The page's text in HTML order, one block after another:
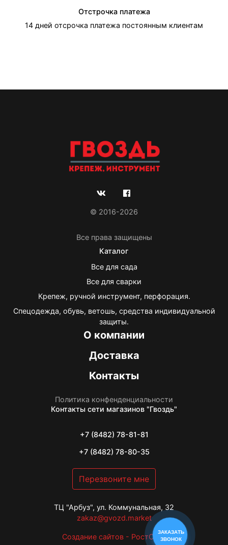
Отстрочка платежа
14 дней отсрочка платежа постоянным клиентам
© 2016-2026
Все права защищены
Каталог
Все для сада
Все для сварки
Крепеж, ручной инструмент, перфорация.
Спецодежда, обувь, ветошь, средства индивидуальной
защиты.
О компании
Доставка
Контакты
Политика конфенденциальности
Контакты сети магазинов "Гвоздь"
+7 (8482) 78-81-81
+7 (8482) 78-80-35
Перезвоните мне
ТЦ "Арбуз", ул. Коммунальная, 32
zakaz@gvozd.market
Создание сайтов - РостСайт
ЗАКАЗАТЬ
ЗВОНОК